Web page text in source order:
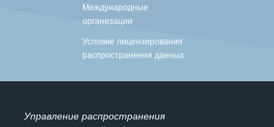
Международные
организации
Условие лицензирования
распространения данных
Управление распространения